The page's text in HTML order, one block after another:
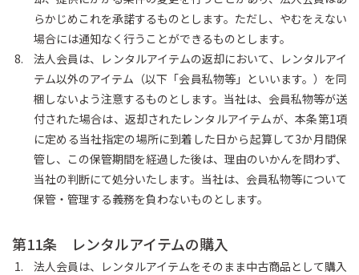
らかじめこれを承諾するものとします。ただし、やむをえない
場合には通知なく行うことができるものとします。
法人会員は、レンタルアイテムの返却において、レンタルアイ
テム以外のアイテム（以下「会員私物等」といいます。）を同
梱しないよう注意するものとします。当社は、会員私物等が送
付された場合は、返却されたレンタルアイテムが、本条第1項
に定める当社指定の場所に到着した日から起算して3か月間保
管し、この保管期間を経過した後は、理由のいかんを問わず、
当社の判断にて処分いたします。当社は、会員私物等について
保管・管理する義務を負わないものとします。
第11条 レンタルアイテムの購入
法人会員は、レンタルアイテムをそのまま中古商品として購入